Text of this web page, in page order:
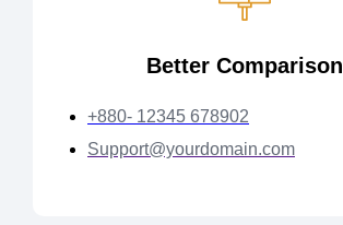
Better Comparison
+880- 12345 678902
Support@yourdomain.com